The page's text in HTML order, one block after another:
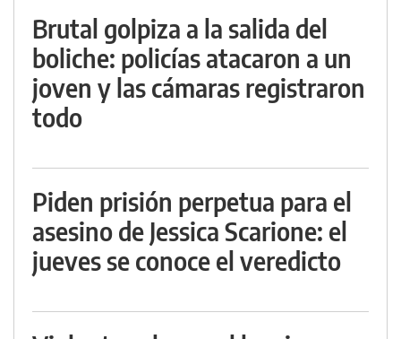
Brutal golpiza a la salida del
boliche: policías atacaron a un
joven y las cámaras registraron
todo
Piden prisión perpetua para el
asesino de Jessica Scarione: el
jueves se conoce el veredicto